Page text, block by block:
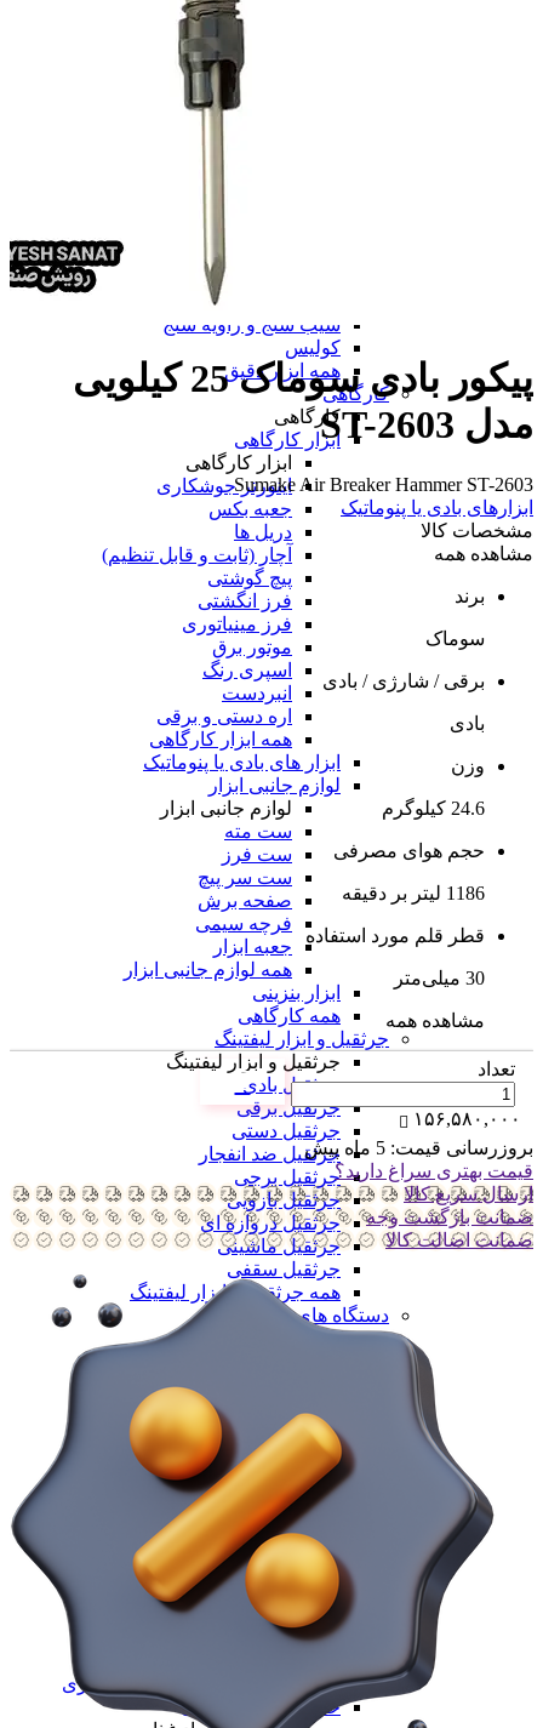
دستگاه لیزر مارکینگ
پرگار صنعتی
پوزیشنر الکتروپنوماتیکی
همه پوزیشنر
ساعت اندیکاتور
شیب سنج و زاویه سنج
کولیس
همه ابزار دقیق
کارگاهی
کارگاهی
ابزار کارگاهی
ابزار کارگاهی
اینورتر جوشکاری
جعبه بکس
دریل ها
آچار (ثابت و قابل تنظیم)
پیچ گوشتی
فرز انگشتی
فرز مینیاتوری
موتور برق
اسپری رنگ
انبردست
اره دستی و برقی
همه ابزار کارگاهی
ابزار های بادی یا پنوماتیک
لوازم جانبی ابزار
لوازم جانبی ابزار
ست مته
ست فرز
ست سر پیچ
صفحه برش
فرچه سیمی
جعبه ابزار
همه لوازم جانبی ابزار
ابزار بنزینی
همه کارگاهی
جرثقیل و ابزار لیفتینگ
جرثقیل و ابزار لیفتینگ
جرثقیل بادی
جرثقیل برقی
جرثقیل دستی
جرثقیل ضد انفجار
جرثقیل برجی
جرثقیل بازویی
جرثقیل دروازه ای
جرثقیل ماشینی
جرثقیل سقفی
همه جرثقیل و ابزار لیفتینگ
دستگاه های تولید
دستگاه های تولید
دستگاه های تولید سلولزی
خط تولید دستمال کاغذی
خط تولید دستمال دلسی
خط تولید نوار بهداشتی
خط تولید لیوان یکبار مصرف
خط تولید لیوان دوجداره
همه دستگاه های تولید سلولزی
دستگاه های تولید پلیمری
دستگاه های تولید پلیمری
خط تولید کیسه فریزر
خط تولید کیسه زباله
خط تولید نایلون دسته دار
همه دستگاه های تولید پلیمری
خط تولید مواد غذایی
پیکور بادی سوماک 25 کیلویی
مدل ST-2603
Sumake Air Breaker Hammer ST-2603
ابزارهای بادی یا پنوماتیک
مشخصات کالا
مشاهده همه
برند
سوماک
برقی / شارژی / بادی
بادی
وزن
24.6 کیلوگرم
حجم هوای مصرفی
1186 لیتر بر دقیقه
قطر قلم مورد استفاده
30 میلی‌متر
مشاهده همه
تعداد
۱۵۶,۵۸۰,۰۰۰
بروزرسانی قیمت: 5 ماه پیش
قیمت بهتری سراغ دارید؟
ارسال سریع کالا
ضمانت بازگشت وجه
ضمانت اضالت کالا